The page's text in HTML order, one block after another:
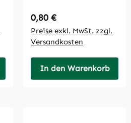
Regulärer Preis:
0,80 €
Preise exkl. MwSt. zzgl.
Versandkosten
In den Warenkorb